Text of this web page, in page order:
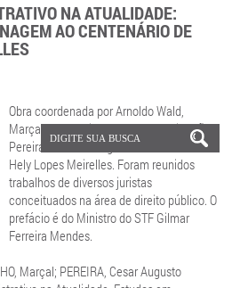
NA ATUALIDADE:
AO CENTENÁRIO DE
Obra coordenada por Arnoldo Wald,
Marçal Justen Filho e Cesar A. Guimarães
Pereira em homenagem ao centenário de
Hely Lopes Meirelles. Foram reunidos
trabalhos de diversos juristas
conceituados na área de direito público. O
prefácio é do Ministro do STF Gilmar
Ferreira Mendes.
Marçal; PEREIRA, Cesar Augusto